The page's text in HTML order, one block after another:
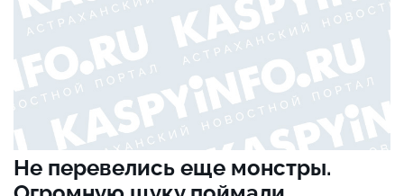
Не перевелись еще монстры.